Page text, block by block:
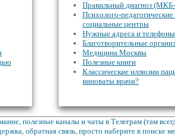
Правильный диагноз
Психолого-
социальные центры
Нужные адреса и телефоны
Благотворительные
Медицина Москвы
Полезные книги
Классические иллюзии
виноваты врачи?
полезные каналы и чаты в Телеграм (там
обратная связь, просто наберите в поиске